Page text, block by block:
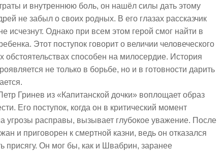
и внутреннюю боль, он нашёл силы дать этому
не забыл о своих родных. В его глазах рассказчик
исчезнут. Однако при всем этом герой смог найти в
Этот поступок говорит о величии человеческого
способен на милосердие. История
не только в борьбе, но и в готовности дарить
Гринев из «Капитанской дочки» воплощает образ
Его поступок, когда он в критический момент
угрозы расправы, вызывает глубокое уважение. После
и приговорен к смертной казни, ведь он отказался
присягу. Он мог бы, как и Швабрин, заранее